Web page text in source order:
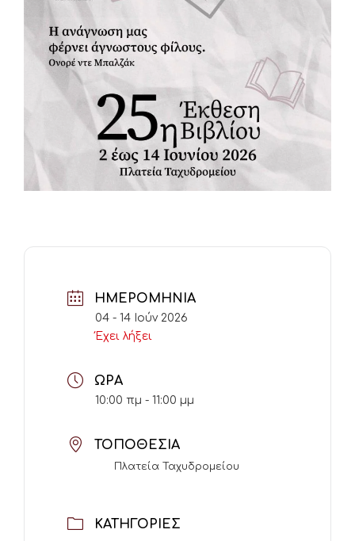
ΗΜΕΡΟΜΗΝΊΑ
04 - 14 Ιούν 2026
Έχει λήξει
ΏΡΑ
10:00 πμ - 11:00 μμ
ΤΟΠΟΘΕΣΊΑ
Πλατεία Ταχυδρομείου
ΚΑΤΗΓΟΡΊΕΣ